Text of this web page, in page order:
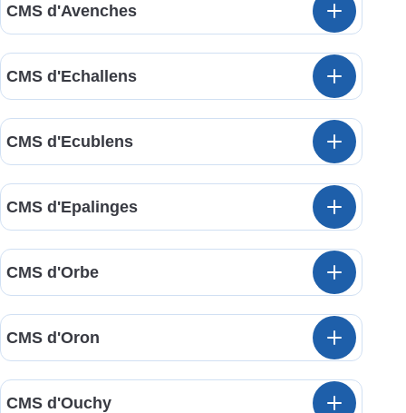
CMS d'Avenches
CMS d'Echallens
CMS d'Ecublens
CMS d'Epalinges
CMS d'Orbe
CMS d'Oron
CMS d'Ouchy